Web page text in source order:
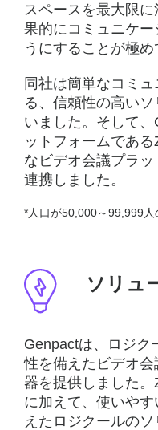
スペースを最大限
果的にコミュニケ
うにすることが極め
同社は簡単なコミ
る、信頼性の高い
いました。そして
ットフォームであ
なビデオ会議プラ
連携しました。
*人口が50,000～99,999人
ソリュ
Genpactは、ロジク
性を備えたビデオ
器を提供しました
に加えて、使いや
えたロジクールの